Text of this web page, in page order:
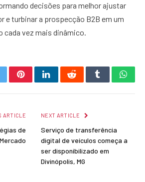
decisões para melhor ajustar
e turbinar a prospecção B2B em um
cada vez mais dinâmico.
PinterestLinkedInRedditTumblr
ARTICLE
de
NEXT ARTICLE
Serviço de transferência
digital de veículos começa a
ser disponibilizado em
Divinópolis, MG